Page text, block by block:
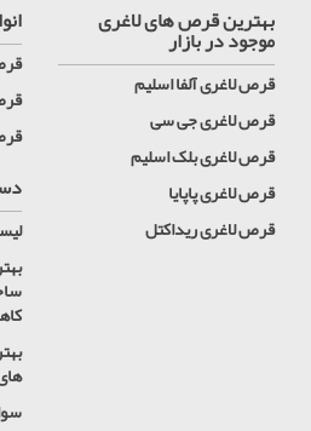
بهترین قرص های لاغری
موجود در بازار
قرص لاغری آلفا اسلیم
قرص لاغری جی سی
قرص لاغری بلک اسلیم
قرص لاغری پاپایا
قرص لاغری ریداکتل